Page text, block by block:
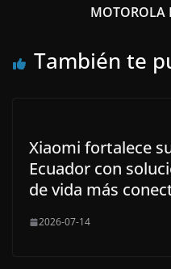
MOTOROLA
También te
Xiaomi fortalece
Ecuador con
de vida más
2026-07-14